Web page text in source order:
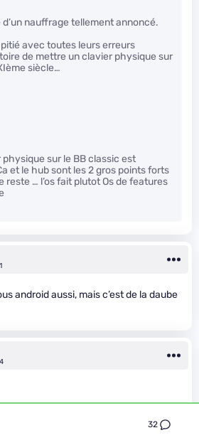
32
nauffrage tellement annoncé.
avec toutes leurs erreurs
de mettre un clavier physique sur
siècle…
sur le BB classic est
et le hub sont les 2 gros points forts
reste … l’os fait plutot Os de features
android aussi, mais c’est de la daube